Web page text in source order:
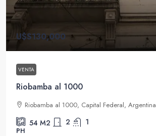
U$S130,000
VENTA
Riobamba al 1000
Riobamba al 1000, Capital Federal, Argentina
54 M2 2 1
PH